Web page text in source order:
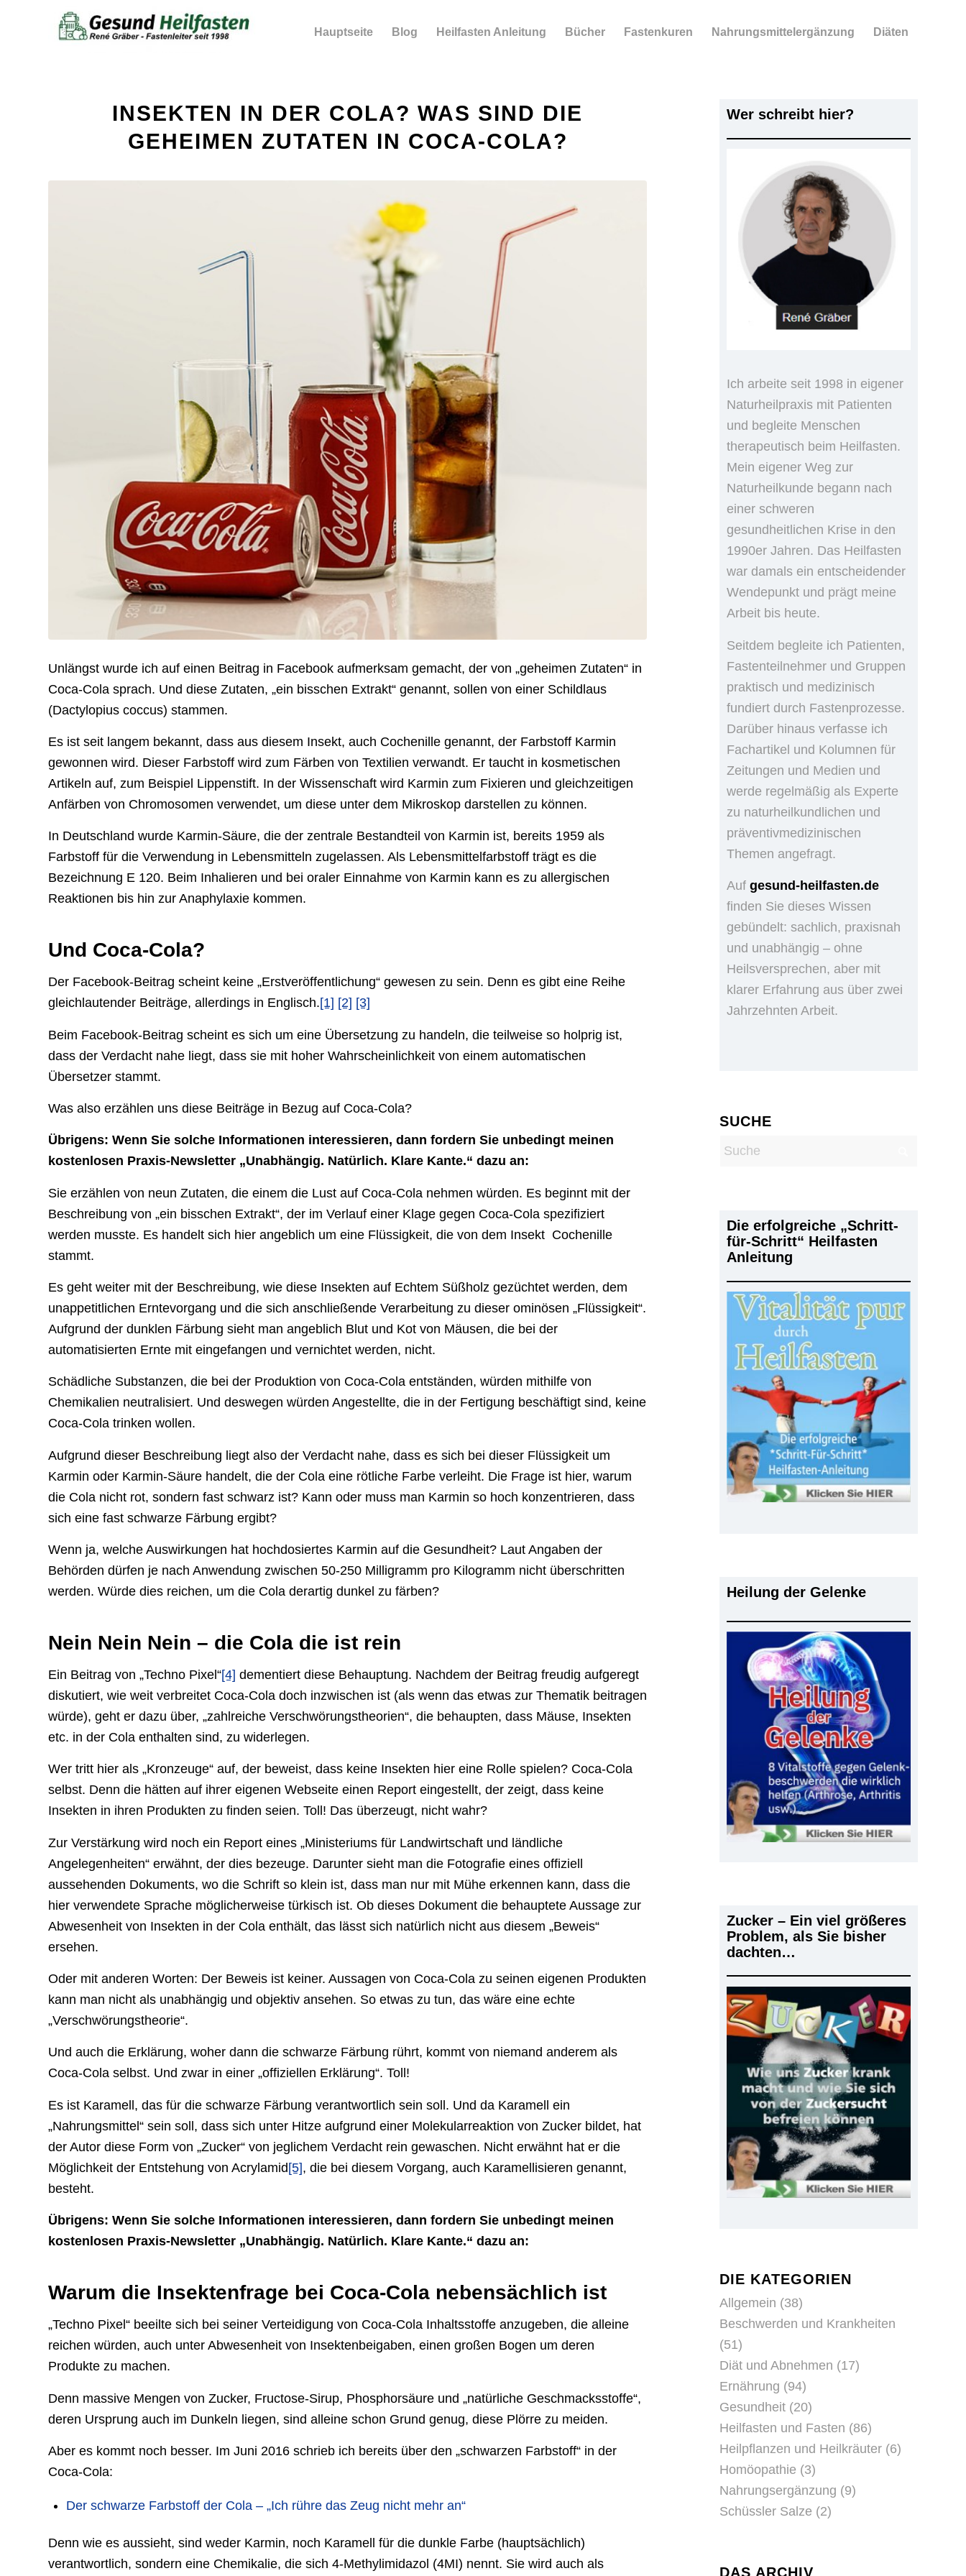
Hauptseite Blog Heilfasten Anleitung Bücher Fastenkuren Nahrungsmittelergänzung Diäten
INSEKTEN IN DER COLA? WAS SIND DIE
GEHEIMEN ZUTATEN IN COCA-COLA?
Unlängst wurde ich auf einen Beitrag in Facebook aufmerksam gemacht, der von „geheimen Zutaten“ in
Coca-Cola sprach. Und diese Zutaten, „ein bisschen Extrakt“ genannt, sollen von einer Schildlaus
(Dactylopius coccus) stammen.
Es ist seit langem bekannt, dass aus diesem Insekt, auch Cochenille genannt, der Farbstoff Karmin
gewonnen wird. Dieser Farbstoff wird zum Färben von Textilien verwandt. Er taucht in kosmetischen
Artikeln auf, zum Beispiel Lippenstift. In der Wissenschaft wird Karmin zum Fixieren und gleichzeitigen
Anfärben von Chromosomen verwendet, um diese unter dem Mikroskop darstellen zu können.
In Deutschland wurde Karmin-Säure, die der zentrale Bestandteil von Karmin ist, bereits 1959 als
Farbstoff für die Verwendung in Lebensmitteln zugelassen. Als Lebensmittelfarbstoff trägt es die
Bezeichnung E 120. Beim Inhalieren und bei oraler Einnahme von Karmin kann es zu allergischen
Reaktionen bis hin zur Anaphylaxie kommen.
Und Coca-Cola?
Der Facebook-Beitrag scheint keine „Erstveröffentlichung“ gewesen zu sein. Denn es gibt eine Reihe
gleichlautender Beiträge, allerdings in Englisch.[1] [2] [3]
Beim Facebook-Beitrag scheint es sich um eine Übersetzung zu handeln, die teilweise so holprig ist,
dass der Verdacht nahe liegt, dass sie mit hoher Wahrscheinlichkeit von einem automatischen
Übersetzer stammt.
Was also erzählen uns diese Beiträge in Bezug auf Coca-Cola?
Übrigens: Wenn Sie solche Informationen interessieren, dann fordern Sie unbedingt meinen
kostenlosen Praxis-Newsletter „Unabhängig. Natürlich. Klare Kante.“ dazu an:
Sie erzählen von neun Zutaten, die einem die Lust auf Coca-Cola nehmen würden. Es beginnt mit der
Beschreibung von „ein bisschen Extrakt“, der im Verlauf einer Klage gegen Coca-Cola spezifiziert
werden musste. Es handelt sich hier angeblich um eine Flüssigkeit, die von dem Insekt Cochenille
stammt.
Es geht weiter mit der Beschreibung, wie diese Insekten auf Echtem Süßholz gezüchtet werden, dem
unappetitlichen Erntevorgang und die sich anschließende Verarbeitung zu dieser ominösen „Flüssigkeit“.
Aufgrund der dunklen Färbung sieht man angeblich Blut und Kot von Mäusen, die bei der
automatisierten Ernte mit eingefangen und vernichtet werden, nicht.
Schädliche Substanzen, die bei der Produktion von Coca-Cola entständen, würden mithilfe von
Chemikalien neutralisiert. Und deswegen würden Angestellte, die in der Fertigung beschäftigt sind, keine
Coca-Cola trinken wollen.
Aufgrund dieser Beschreibung liegt also der Verdacht nahe, dass es sich bei dieser Flüssigkeit um
Karmin oder Karmin-Säure handelt, die der Cola eine rötliche Farbe verleiht. Die Frage ist hier, warum
die Cola nicht rot, sondern fast schwarz ist? Kann oder muss man Karmin so hoch konzentrieren, dass
sich eine fast schwarze Färbung ergibt?
Wenn ja, welche Auswirkungen hat hochdosiertes Karmin auf die Gesundheit? Laut Angaben der
Behörden dürfen je nach Anwendung zwischen 50-250 Milligramm pro Kilogramm nicht überschritten
werden. Würde dies reichen, um die Cola derartig dunkel zu färben?
Nein Nein Nein – die Cola die ist rein
Ein Beitrag von „Techno Pixel“[4] dementiert diese Behauptung. Nachdem der Beitrag freudig aufgeregt
diskutiert, wie weit verbreitet Coca-Cola doch inzwischen ist (als wenn das etwas zur Thematik beitragen
würde), geht er dazu über, „zahlreiche Verschwörungstheorien“, die behaupten, dass Mäuse, Insekten
etc. in der Cola enthalten sind, zu widerlegen.
Wer tritt hier als „Kronzeuge“ auf, der beweist, dass keine Insekten hier eine Rolle spielen? Coca-Cola
selbst. Denn die hätten auf ihrer eigenen Webseite einen Report eingestellt, der zeigt, dass keine
Insekten in ihren Produkten zu finden seien. Toll! Das überzeugt, nicht wahr?
Zur Verstärkung wird noch ein Report eines „Ministeriums für Landwirtschaft und ländliche
Angelegenheiten“ erwähnt, der dies bezeuge. Darunter sieht man die Fotografie eines offiziell
aussehenden Dokuments, wo die Schrift so klein ist, dass man nur mit Mühe erkennen kann, dass die
hier verwendete Sprache möglicherweise türkisch ist. Ob dieses Dokument die behauptete Aussage zur
Abwesenheit von Insekten in der Cola enthält, das lässt sich natürlich nicht aus diesem „Beweis“
ersehen.
Oder mit anderen Worten: Der Beweis ist keiner. Aussagen von Coca-Cola zu seinen eigenen Produkten
kann man nicht als unabhängig und objektiv ansehen. So etwas zu tun, das wäre eine echte
„Verschwörungstheorie“.
Und auch die Erklärung, woher dann die schwarze Färbung rührt, kommt von niemand anderem als
Coca-Cola selbst. Und zwar in einer „offiziellen Erklärung“. Toll!
Es ist Karamell, das für die schwarze Färbung verantwortlich sein soll. Und da Karamell ein
„Nahrungsmittel“ sein soll, dass sich unter Hitze aufgrund einer Molekularreaktion von Zucker bildet, hat
der Autor diese Form von „Zucker“ von jeglichem Verdacht rein gewaschen. Nicht erwähnt hat er die
Möglichkeit der Entstehung von Acrylamid[5], die bei diesem Vorgang, auch Karamellisieren genannt,
besteht.
Übrigens: Wenn Sie solche Informationen interessieren, dann fordern Sie unbedingt meinen
kostenlosen Praxis-Newsletter „Unabhängig. Natürlich. Klare Kante.“ dazu an:
Warum die Insektenfrage bei Coca-Cola nebensächlich ist
„Techno Pixel“ beeilte sich bei seiner Verteidigung von Coca-Cola Inhaltsstoffe anzugeben, die alleine
reichen würden, auch unter Abwesenheit von Insektenbeigaben, einen großen Bogen um deren
Produkte zu machen.
Denn massive Mengen von Zucker, Fructose-Sirup, Phosphorsäure und „natürliche Geschmacksstoffe“,
deren Ursprung auch im Dunkeln liegen, sind alleine schon Grund genug, diese Plörre zu meiden.
Aber es kommt noch besser. Im Juni 2016 schrieb ich bereits über den „schwarzen Farbstoff“ in der
Coca-Cola:
Der schwarze Farbstoff der Cola – „Ich rühre das Zeug nicht mehr an“
Denn wie es aussieht, sind weder Karmin, noch Karamell für die dunkle Farbe (hauptsächlich)
verantwortlich, sondern eine Chemikalie, die sich 4-Methylimidazol (4MI) nennt. Sie wird auch als
Wer schreibt hier?
Ich arbeite seit 1998 in eigener
Naturheilpraxis mit Patienten
und begleite Menschen
therapeutisch beim Heilfasten.
Mein eigener Weg zur
Naturheilkunde begann nach
einer schweren
gesundheitlichen Krise in den
1990er Jahren. Das Heilfasten
war damals ein entscheidender
Wendepunkt und prägt meine
Arbeit bis heute.
Seitdem begleite ich Patienten,
Fastenteilnehmer und Gruppen
praktisch und medizinisch
fundiert durch Fastenprozesse.
Darüber hinaus verfasse ich
Fachartikel und Kolumnen für
Zeitungen und Medien und
werde regelmäßig als Experte
zu naturheilkundlichen und
präventivmedizinischen
Themen angefragt.
Aufgesund-heilfasten.de
finden Sie dieses Wissen
gebündelt: sachlich, praxisnah
und unabhängig – ohne
Heilsversprechen, aber mit
klarer Erfahrung aus über zwei
Jahrzehnten Arbeit.
SUCHE
Die erfolgreiche „Schritt-
für-Schritt“ Heilfasten
Anleitung
Heilung der Gelenke
Zucker – Ein viel größeres
Problem, als Sie bisher
dachten…
DIE KATEGORIEN
Allgemein (38)
Beschwerden und Krankheiten
(51)
Diät und Abnehmen (17)
Ernährung (94)
Gesundheit (20)
Heilfasten und Fasten (86)
Heilpflanzen und Heilkräuter (6)
Homöopathie (3)
Nahrungsergänzung (9)
Schüssler Salze (2)
DAS ARCHIV